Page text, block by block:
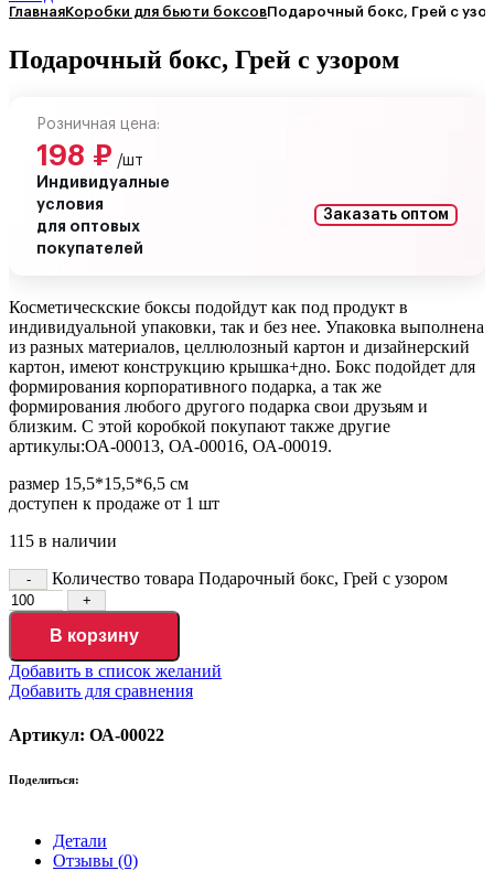
ГлавнаяКоробки для бьюти боксовПодарочный бокс, Грей с
Подарочный бокс, Грей с узором
Розничная цена:
198 ₽ /шт
Индивидуалные
условия
для оптовых
покупателей
Заказать оптом
Косметическские боксы подойдут как под продукт в
индивидуальной упаковки, так и без нее. Упаковка выполнена
из разных материалов, целлюлозный картон и дизайнерский
картон, имеют конструкцию крышка+дно. Бокс подойдет для
формирования корпоративного подарка, а так же
формирования любого другого подарка свои друзьям и
близким. С этой коробкой покупают также другие
артикулы:ОА-00013, ОА-00016, ОА-00019.
размер 15,5*15,5*6,5 см
доступен к продаже от 1 шт
115 в наличии
Количество товара Подарочный бокс, Грей с узором
В корзину
Добавить в список желаний
Добавить для сравнения
Артикул: ОА-00022
Поделиться:
Детали
Отзывы (0)